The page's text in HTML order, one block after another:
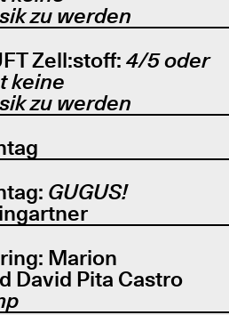
zu werden
Zell:stoff: 4/5 oder
keine
zu werden
GUGUS!
Marion
David Pita Castro